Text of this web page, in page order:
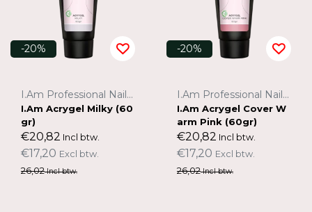
-20%
I.Am Professional Nail Systems
I.Am Acrygel Milky (60
gr)
€20,82 Incl btw.
€17,20 Excl btw.
26,02Incl btw.
-20%
I.Am Professional Nail Systems
I.Am Acrygel Cover W
arm Pink (60gr)
€20,82 Incl btw.
€17,20 Excl btw.
26,02Incl btw.